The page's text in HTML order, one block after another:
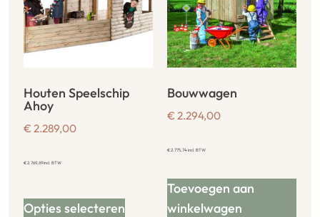
Houten Speelschip
Ahoy
€ 2.289,00
€2.769,69incl. BTW
Opties selecteren
Bouwwagen
€ 2.294,00
€2.775,74incl. BTW
Toevoegen aan
winkelwagen